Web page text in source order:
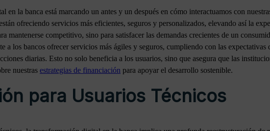
en la banca está marcando un antes y un después en cómo interactuamos con
ofreciendo servicios más eficientes, seguros y personalizados, elevando así la
mantenerse competitivo, sino para satisfacer las demandas crecientes de un
a los bancos ofrecer servicios más ágiles y seguros, cumpliendo con las
diarias. Esto no solo beneficia a los usuarios, sino que asegura que las
nuestras estrategias de financiación para apoyar el desarrollo sostenible.
para Usuarios Técnicos